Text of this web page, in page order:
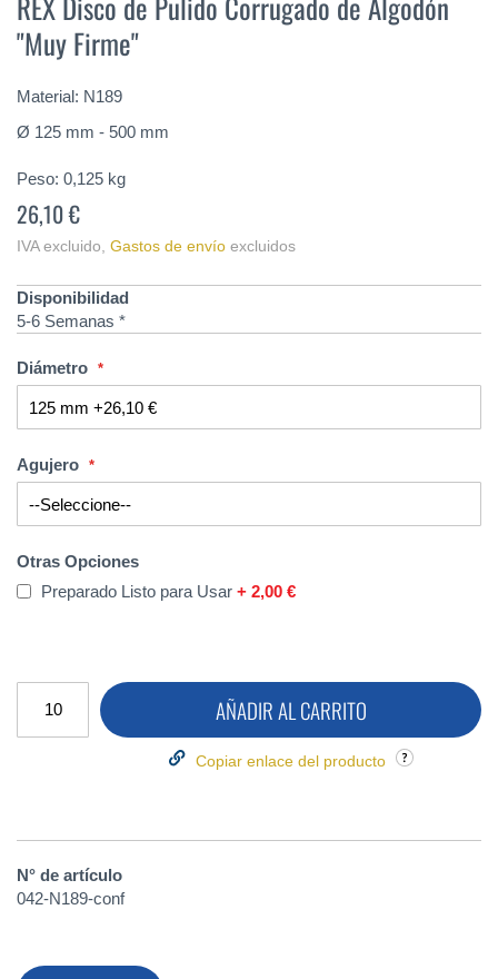
comienzo
de
la
de
imágenes
"Muy Firme"
Material: N189
Ø 125 mm - 500 mm
Peso: 0,125 kg
26,10 €
IVA excluido Gastos de envío excluidos
Disponibilidad
5-6 Semanas *
Diámetro
Agujero
Otras Opciones
Preparado Listo para Usar+2,00 €
AÑADIR AL CARRITO
Copiar enlace del producto
N° de artículo
042-N189-conf